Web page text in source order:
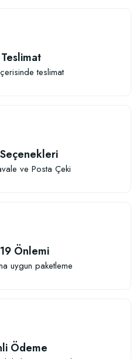
(50 Fide İçin)
Teslimat
teslimat
ve Posta Çeki
Önlemi
uygun paketleme
Ödeme